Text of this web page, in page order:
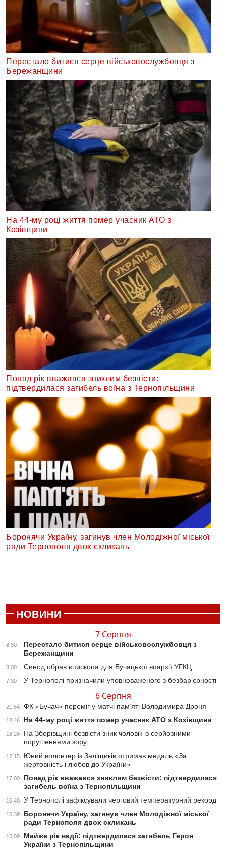
Перестало битися серце військовослужбовця з
Бережанщини
На 44-му році життя помер учасник АТО з
Козівщини
Понад рік вважався зниклим безвісти:
підтвердилася загибель воїна з Тернопільщини
Боронячи Україну, загинув член Молодіжної міської
ради Тернополя двох скликань
НОВИНИ
7 Серпня
8:30
Перестало битися серце військовослужбовця з
Бережанщини
8:00 Синод обрав єпископа для Бучацької єпархії УГКЦ
7:30 У Тернополі призначили уповноваженого з безбар’єрності
6 Серпня
21:54 ФК «Бучач» переміг у матчі пам’яті Володимира Дроня
18:46 На 44-му році життя помер учасник АТО з Козівщини
18:24
На Зборівщині безвісти зник чоловік із серйозними
порушеннями зору
17:15
Юний волонтер із Заліщиків отримав медаль «За
жертовність і любов до України»
17:00
Понад рік вважався зниклим безвісти: підтвердилася
загибель воїна з Тернопільщини
16:48 У Тернополі зафіксували черговий температурний рекорд
15:39
Боронячи Україну, загинув член Молодіжної міської
ради Тернополя двох скликань
15:09
Майже рік надії: підтвердилася загибель Героя
України з Тернопільщини